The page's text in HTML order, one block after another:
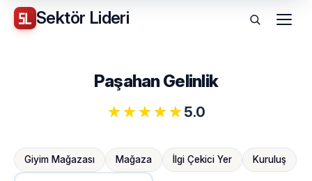
Sektör Lideri Menü
Paşahan Gelinlik
5.0
Giyim Mağazası Mağaza İlgi Çekici Yer Kuruluş